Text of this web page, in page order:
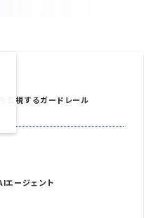
監視するガードレール
エージェント